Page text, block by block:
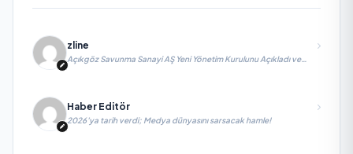
zline
Açıkgöz Savunma Sanayi AŞ Yeni Yönetim Kurulunu Açıkladı ve
Savunma Sanayinde Küresel Vizyon Vurgusu
Haber Editör
2026’ya tarih verdi; Medya dünyasını sarsacak hamle!